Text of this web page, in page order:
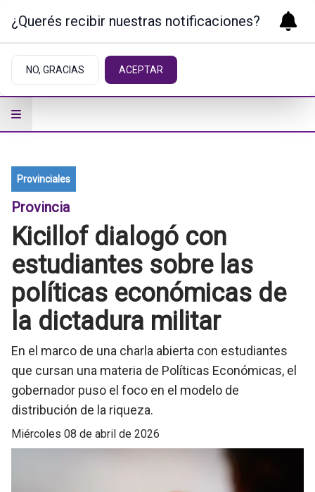
Provinciales
Provincia
Kicillof dialogó con
estudiantes sobre las
políticas económicas de
la dictadura militar
En el marco de una charla abierta con estudiantes
que cursan una materia de Políticas Económicas, el
gobernador puso el foco en el modelo de
distribución de la riqueza.
miércoles 08 de abril de 2026
¿Querés recibir nuestras notificaciones?
NO, GRACIAS ACEPTAR